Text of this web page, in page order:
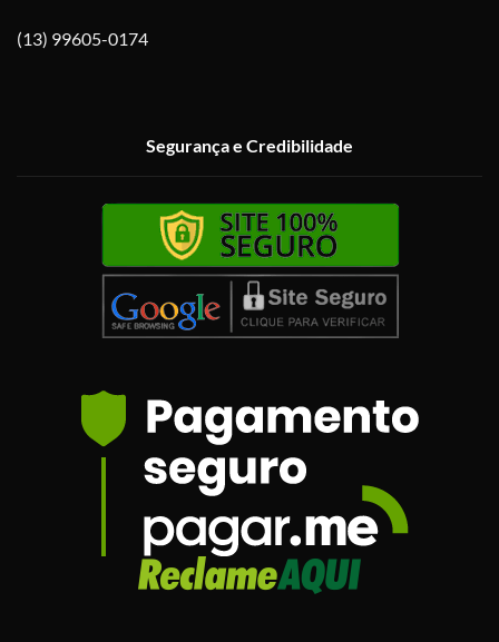
(13) 99605-0174
Segurança e Credibilidade